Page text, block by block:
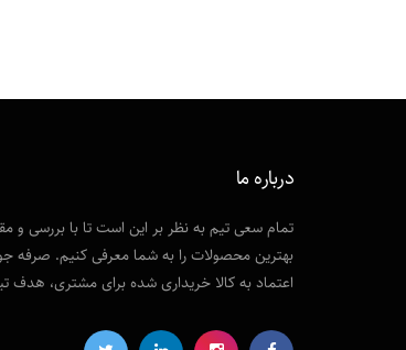
درباره ما
تمام سعی تیم به نظر بر این است تا با بررسی و
بهترین محصولات را به شما معرفی کنیم. صرفه
اعتماد به کالا خریداری شده برای مشتری، هدف